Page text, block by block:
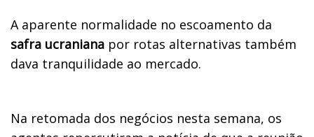
A aparente normalidade no escoamento da
safra ucraniana por rotas alternativas também
dava tranquilidade ao mercado.
Na retomada dos negócios nesta semana, os